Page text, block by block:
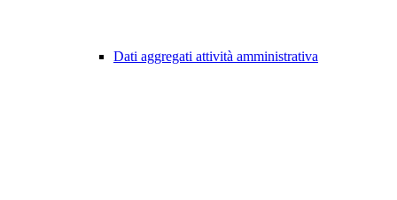
Dati aggregati attività amministrativa